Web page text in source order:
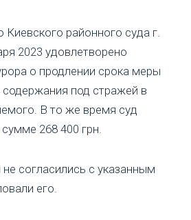
районного суда г.
2023 удовлетворено
о продлении срока меры
содержания под стражей в
В то же время суд
268 400 грн.
согласились с указанным
его.